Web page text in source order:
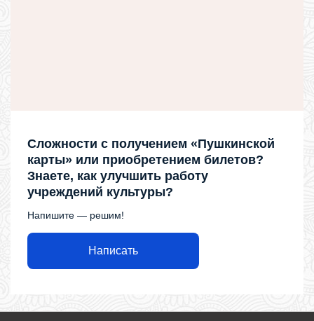
Сложности с получением «Пушкинской
карты» или приобретением билетов?
Знаете, как улучшить работу
учреждений культуры?
Напишите — решим!
Написать